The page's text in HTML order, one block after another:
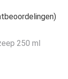
250 ml